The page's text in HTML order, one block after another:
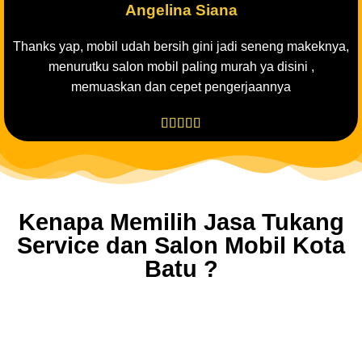
Angelina Siana
Thanks yap, mobil udah bersih gini jadi seneng makeknya,
menurutku salon mobil paling murah ya disini ,
memuaskan dan cepet pengerjaannya
    
Kenapa Memilih Jasa Tukang
Service dan Salon Mobil Kota
Batu ?